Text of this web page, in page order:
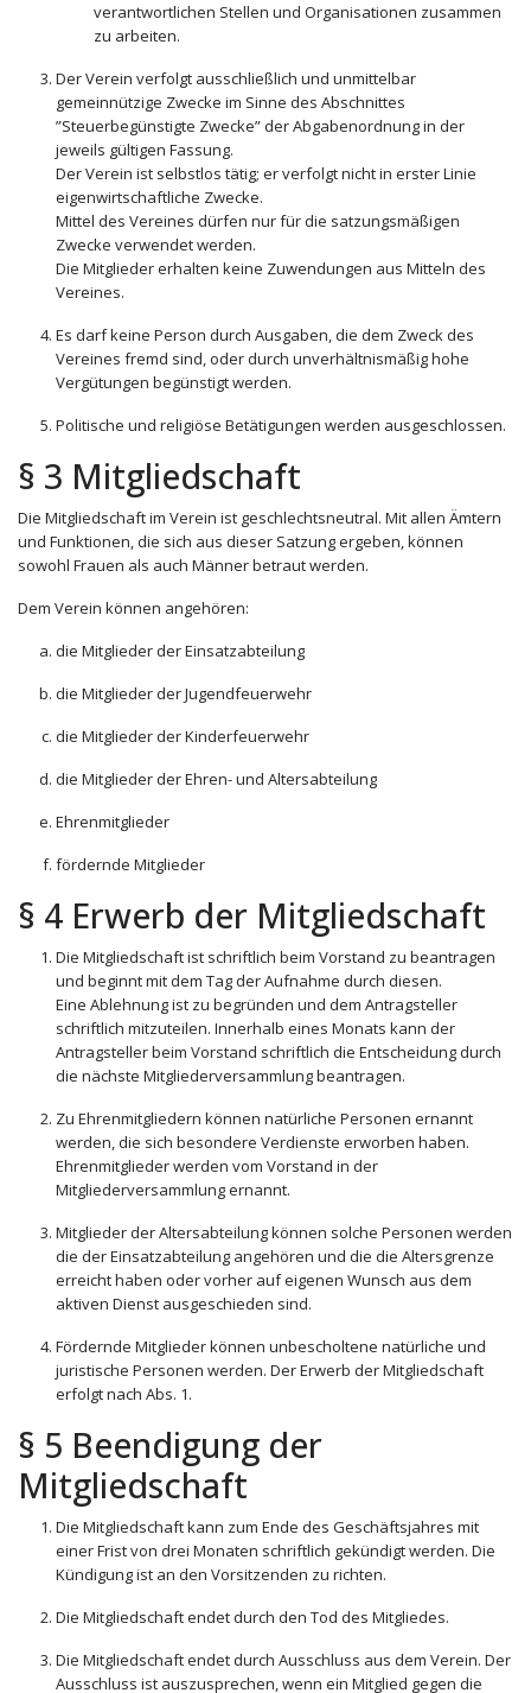
verantwortlichen Stellen und Organisationen zusammen
zu arbeiten.
Der Verein verfolgt ausschließlich und unmittelbar
gemeinnützige Zwecke im Sinne des Abschnittes
”Steuerbegünstigte Zwecke” der Abgabenordnung in der
jeweils gültigen Fassung.
Der Verein ist selbstlos tätig; er verfolgt nicht in erster Linie
eigenwirtschaftliche Zwecke.
Mittel des Vereines dürfen nur für die satzungsmäßigen
Zwecke verwendet werden.
Die Mitglieder erhalten keine Zuwendungen aus Mitteln des
Vereines.
Es darf keine Person durch Ausgaben, die dem Zweck des
Vereines fremd sind, oder durch unverhältnismäßig hohe
Vergütungen begünstigt werden.
Politische und religiöse Betätigungen werden ausgeschlossen.
§ 3 Mitgliedschaft
Die Mitgliedschaft im Verein ist geschlechtsneutral. Mit allen Ämtern
und Funktionen, die sich aus dieser Satzung ergeben, können
sowohl Frauen als auch Männer betraut werden.
Dem Verein können angehören:
die Mitglieder der Einsatzabteilung
die Mitglieder der Jugendfeuerwehr
die Mitglieder der Kinderfeuerwehr
die Mitglieder der Ehren- und Altersabteilung
Ehrenmitglieder
fördernde Mitglieder
§ 4 Erwerb der Mitgliedschaft
Die Mitgliedschaft ist schriftlich beim Vorstand zu beantragen
und beginnt mit dem Tag der Aufnahme durch diesen.
Eine Ablehnung ist zu begründen und dem Antragsteller
schriftlich mitzuteilen. Innerhalb eines Monats kann der
Antragsteller beim Vorstand schriftlich die Entscheidung durch
die nächste Mitgliederversammlung beantragen.
Zu Ehrenmitgliedern können natürliche Personen ernannt
werden, die sich besondere Verdienste erworben haben.
Ehrenmitglieder werden vom Vorstand in der
Mitgliederversammlung ernannt.
Mitglieder der Altersabteilung können solche Personen werden
die der Einsatzabteilung angehören und die die Altersgrenze
erreicht haben oder vorher auf eigenen Wunsch aus dem
aktiven Dienst ausgeschieden sind.
Fördernde Mitglieder können unbescholtene natürliche und
juristische Personen werden. Der Erwerb der Mitgliedschaft
erfolgt nach Abs. 1.
§ 5 Beendigung der
Mitgliedschaft
Die Mitgliedschaft kann zum Ende des Geschäftsjahres mit
einer Frist von drei Monaten schriftlich gekündigt werden. Die
Kündigung ist an den Vorsitzenden zu richten.
Die Mitgliedschaft endet durch den Tod des Mitgliedes.
Die Mitgliedschaft endet durch Ausschluss aus dem Verein. Der
Ausschluss ist auszusprechen, wenn ein Mitglied gegen die